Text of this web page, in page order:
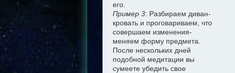
его.
Пример 3: Разбираем диван-
кровать и проговариваем, что
совершаем изменения-
меняем форму предмета.
После нескольких дней
подобной медитации вы
сумеете убедить свое